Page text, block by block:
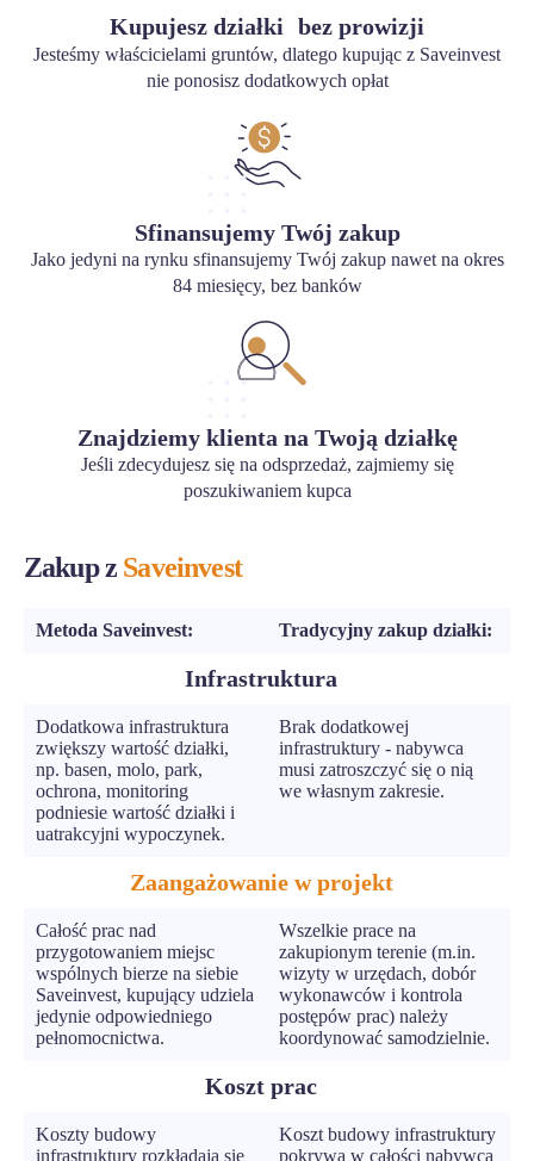
Kupujesz działki bez prowizji
Jesteśmy właścicielami gruntów, dlatego kupując z Saveinvest
nie ponosisz dodatkowych opłat
Sfinansujemy Twój zakup
Jako jedyni na rynku sfinansujemy Twój zakup nawet na okres
84 miesięcy, bez banków
Znajdziemy klienta na Twoją działkę
Jeśli zdecydujesz się na odsprzedaż, zajmiemy się
poszukiwaniem kupca
Zakup z Saveinvest
Metoda Saveinvest: Tradycyjny zakup działki:
Infrastruktura
Dodatkowa infrastruktura
zwiększy wartość działki,
np. basen, molo, park,
ochrona, monitoring
podniesie wartość działki i
uatrakcyjni wypoczynek.
Brak dodatkowej
infrastruktury - nabywca
musi zatroszczyć się o nią
we własnym zakresie.
Zaangażowanie w projekt
Całość prac nad
przygotowaniem miejsc
wspólnych bierze na siebie
Saveinvest, kupujący udziela
jedynie odpowiedniego
pełnomocnictwa.
Wszelkie prace na
zakupionym terenie (m.in.
wizyty w urzędach, dobór
wykonawców i kontrola
postępów prac) należy
koordynować samodzielnie.
Koszt prac
Koszty budowy
infrastruktury rozkładają się
Koszt budowy infrastruktury
pokrywa w całości nabywca